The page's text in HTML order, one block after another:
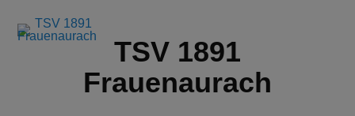
TSV 1891
Frauenaurach